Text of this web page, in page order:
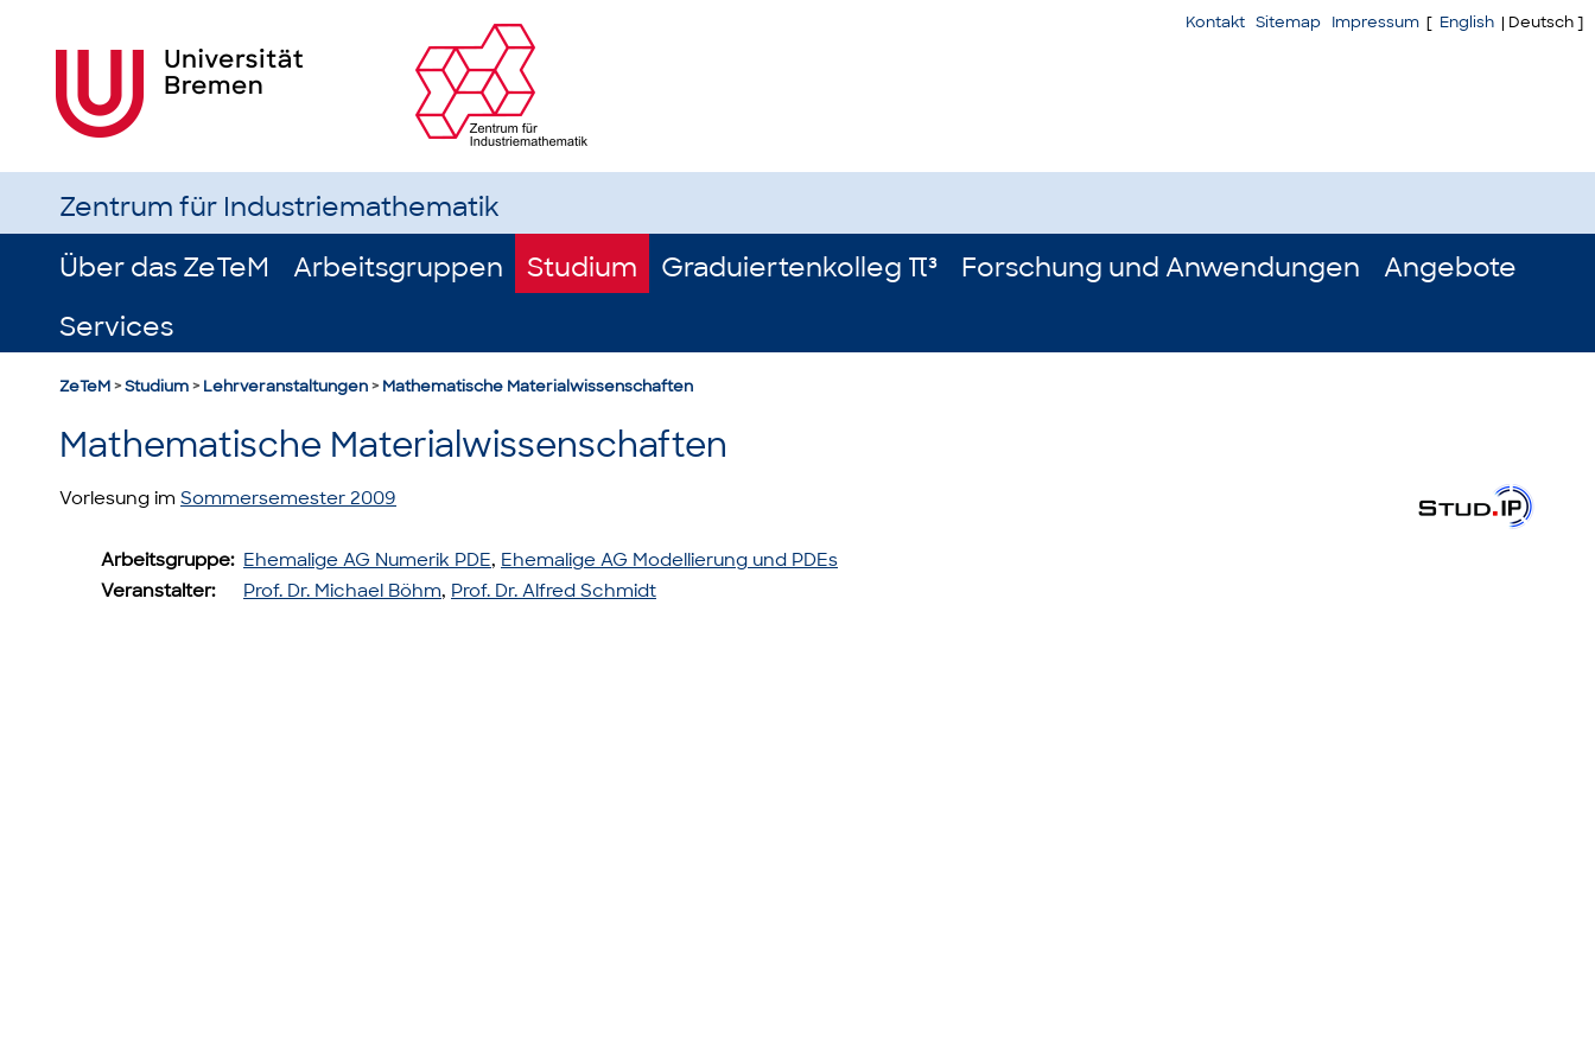
Zentrum für Industriemathematik
Über das ZeTeM
Arbeitsgruppen Studium Graduiertenkolleg π³ Forschung und Anwendungen
Angebote
Services
ZeTeM>Studium> Lehrveranstaltungen> Mathematische Materialwissenschaften
Kontakt Sitemap Impressum [ English | Deutsch ]
Mathematische Materialwissenschaften
Vorlesung im Sommersemester 2009
Arbeitsgruppe: Ehemalige AG Numerik PDE, Ehemalige AG Modellierung und PDEs
Veranstalter:
Prof. Dr. Michael Böhm, Prof. Dr. Alfred Schmidt